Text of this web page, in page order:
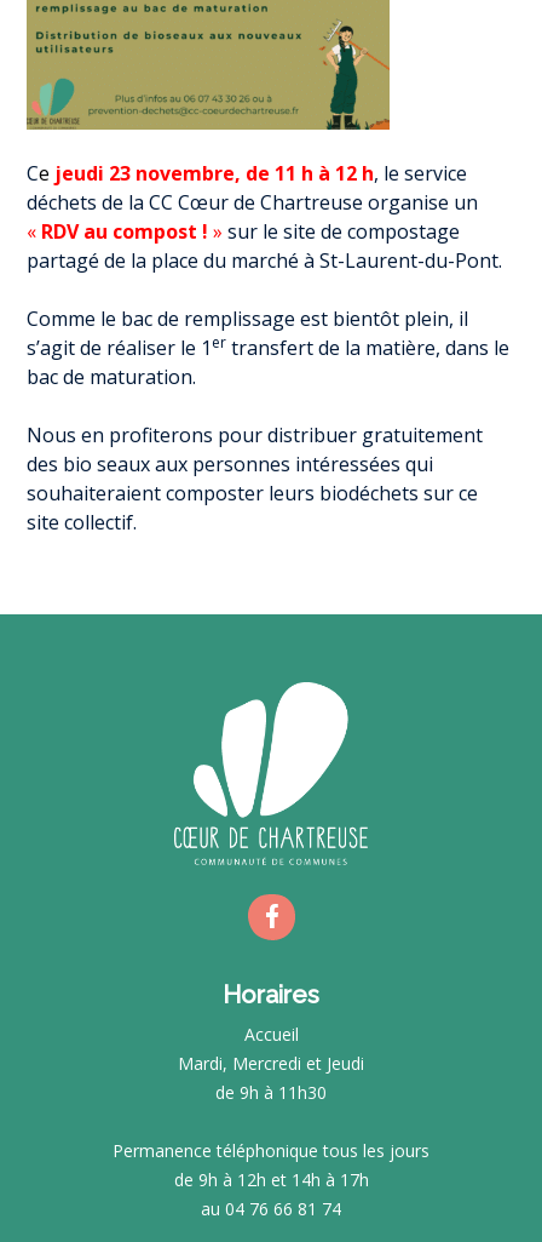
Ce jeudi 23 novembre, de 11 h à 12 h, le service
déchets de la CC Cœur de Chartreuse organise un
« RDV au compost ! » sur le site de compostage
partagé de la place du marché à St-Laurent-du-Pont.
Comme le bac de remplissage est bientôt plein, il
s’agit de réaliser le 1 er transfert de la matière, dans le
bac de maturation.
Nous en profiterons pour distribuer gratuitement
des bio seaux aux personnes intéressées qui
souhaiteraient composter leurs biodéchets sur ce
site collectif.
Horaires
Accueil
Mardi, Mercredi et Jeudi
de 9h à 11h30
Permanence téléphonique tous les jours
de 9h à 12h et 14h à 17h
au 04 76 66 81 74